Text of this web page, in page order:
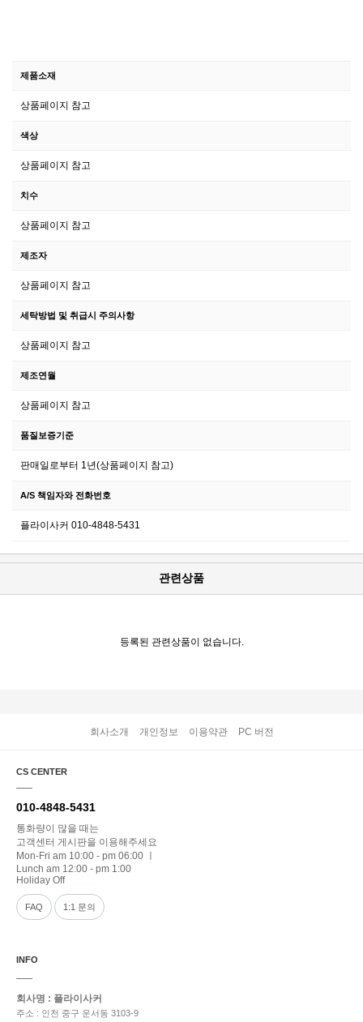
제품소재
상품페이지 참고
색상
상품페이지 참고
치수
상품페이지 참고
제조자
상품페이지 참고
세탁방법 및 취급시 주의사항
상품페이지 참고
제조연월
상품페이지 참고
품질보증기준
판매일로부터 1년(상품페이지 참고)
A/S 책임자와 전화번호
플라이사커 010-4848-5431
관련상품
등록된 관련상품이 없습니다.
회사소개 개인정보 이용약관 PC 버전
CS CENTER
010-4848-5431
통화량이 많을 때는
고객센터 게시판을 이용해주세요
Mon-Fri am 10:00 - pm 06:00 ㅣ
Lunch am 12:00 - pm 1:00
Holiday Off
FAQ 1:1 문의
INFO
회사명 : 플라이사커
주소 : 인천 중구 운서동 3103-9